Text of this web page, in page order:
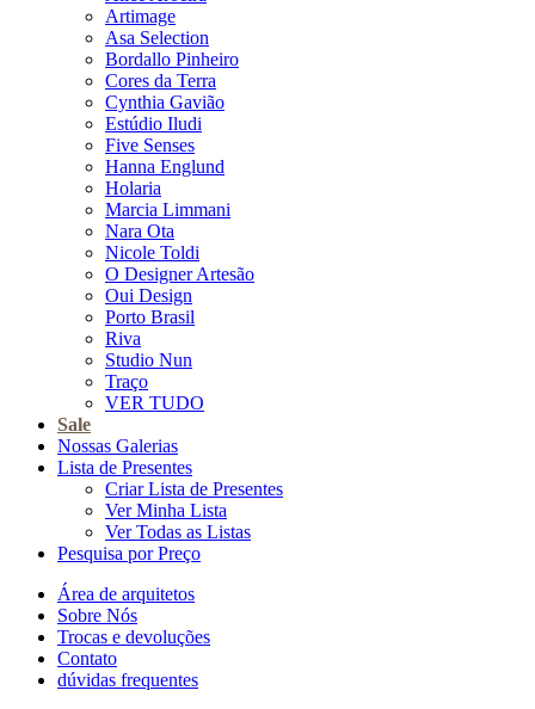
Artimage
Asa Selection
Bordallo Pinheiro
Cores da Terra
Cynthia Gavião
Estúdio Iludi
Five Senses
Hanna Englund
Holaria
Marcia Limmani
Nara Ota
Nicole Toldi
O Designer Artesão
Oui Design
Porto Brasil
Riva
Studio Nun
Traço
VER TUDO
Sale
Nossas Galerias
Lista de Presentes
Criar Lista de Presentes
Ver Minha Lista
Ver Todas as Listas
Pesquisa por Preço
Área de arquitetos
Sobre Nós
Trocas e devoluções
Contato
dúvidas frequentes